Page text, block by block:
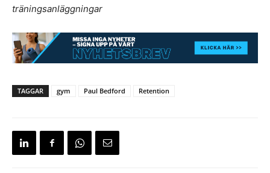
träningsanläggningar
TAGGAR gym Paul Bedford Retention